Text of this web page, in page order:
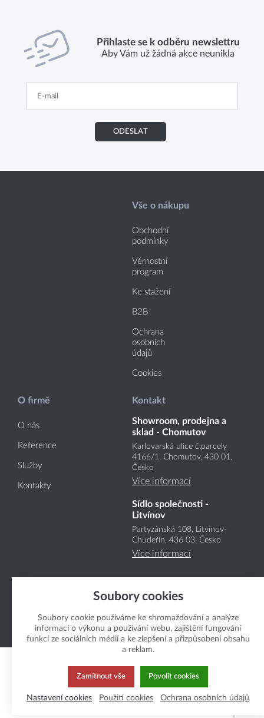
Přihlaste se k odběru newslettru
Aby Vám už žádná akce neunikla
ODESLAT
Vše o nákupu
Obchodní
podmínky
Věrnostní
program
Ke stažení
B2B
Ochrana
osobních
údajů
Cookies
O firmě
O nás
Reference
Služby
Kontakty
Kontakt
Showroom, prodejna a
sklad - Chomutov
Karlovarská ulice č.parcely
4166/1, Chomutov, 430 01,
Česko
Více informací
Sídlo společnosti -
Litvínov
Partyzánská 108, Litvínov-
Chudeřín, 436 03, Česko
Více informací
Copyright Boukal.CZ 2026
Soubory cookies
Soubory cookie používáme ke shromažďování a analýze
informací o výkonu a používání webu, zajištění fungování
funkcí ze sociálních médií a ke zlepšení a přizpůsobení obsahu
a reklam.
Zamítnout vše Povolit cookies
Nastavení cookies Použití cookies Ochrana osobních údajů